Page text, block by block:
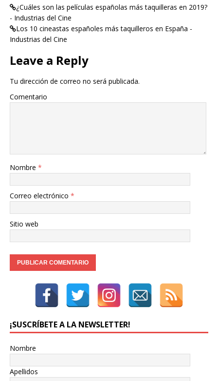
¿Cuáles son las películas españolas más taquilleras en 2019?
- Industrias del Cine
Los 10 cineastas españoles más taquilleros en España -
Industrias del Cine
Leave a Reply
Tu dirección de correo no será publicada.
Comentario
Nombre *
Correo electrónico *
Sitio web
¡SUSCRÍBETE A LA NEWSLETTER!
Nombre
Apellidos